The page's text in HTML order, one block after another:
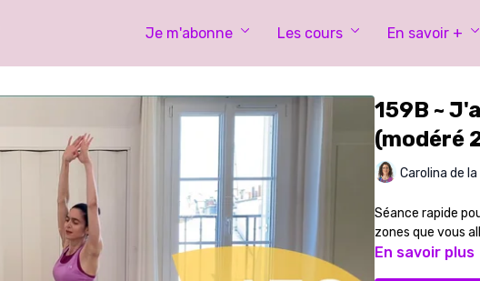
Je m'abonne Les cours En savoir +
159B ~
(modéré
Carolina de
Séance rapide
zones que vous
En savoir plus